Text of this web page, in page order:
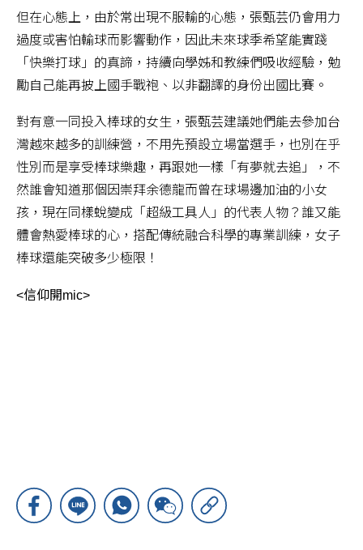
但在心態上，由於常出現不服輸的心態，張甄芸仍會用力
過度或害怕輸球而影響動作，因此未來球季希望能實踐
「快樂打球」的真諦，持續向學姊和教練們吸收經驗，勉
勵自己能再披上國手戰袍、以非翻譯的身份出國比賽。
對有意一同投入棒球的女生，張甄芸建議她們能去參加台
灣越來越多的訓練營，不用先預設立場當選手，也別在乎
性別而是享受棒球樂趣，再跟她一樣「有夢就去追」，不
然誰會知道那個因崇拜余德龍而曾在球場邊加油的小女
孩，現在同樣蛻變成「超級工具人」的代表人物？誰又能
體會熱愛棒球的心，搭配傳統融合科學的專業訓練，女子
棒球還能突破多少極限！
<信仰開mic>